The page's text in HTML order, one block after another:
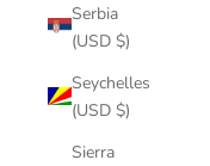
Serbia
(USD $)
Seychelles
(USD $)
Sierra